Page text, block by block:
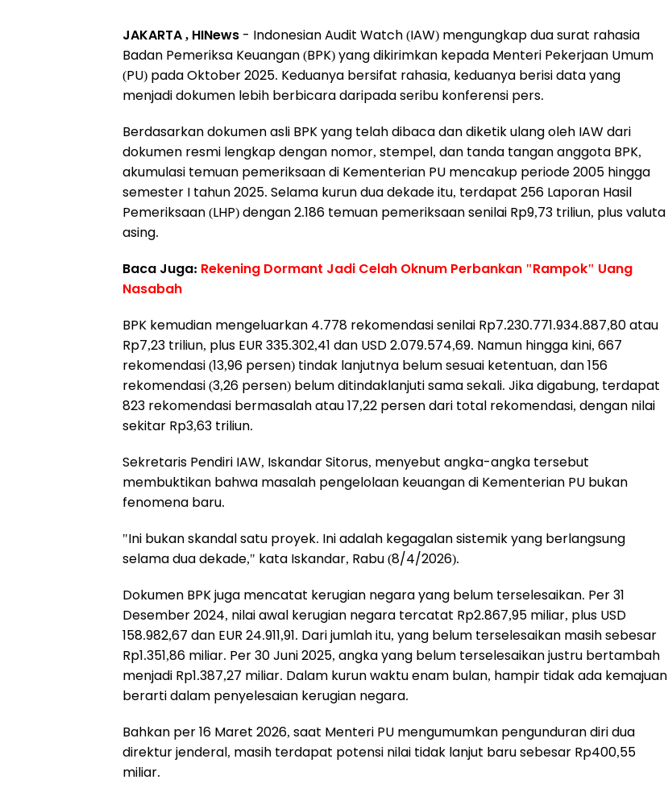
JAKARTA , HINews - Indonesian Audit Watch (IAW) mengungkap dua surat rahasia
Badan Pemeriksa Keuangan (BPK) yang dikirimkan kepada Menteri Pekerjaan Umum
(PU) pada Oktober 2025. Keduanya bersifat rahasia, keduanya berisi data yang
menjadi dokumen lebih berbicara daripada seribu konferensi pers.
Berdasarkan dokumen asli BPK yang telah dibaca dan diketik ulang oleh IAW dari
dokumen resmi lengkap dengan nomor, stempel, dan tanda tangan anggota BPK,
akumulasi temuan pemeriksaan di Kementerian PU mencakup periode 2005 hingga
semester I tahun 2025. Selama kurun dua dekade itu, terdapat 256 Laporan Hasil
Pemeriksaan (LHP) dengan 2.186 temuan pemeriksaan senilai Rp9,73 triliun, plus valuta
asing.
Baca Juga: Rekening Dormant Jadi Celah Oknum Perbankan "Rampok" Uang
Nasabah
BPK kemudian mengeluarkan 4.778 rekomendasi senilai Rp7.230.771.934.887,80 atau
Rp7,23 triliun, plus EUR 335.302,41 dan USD 2.079.574,69. Namun hingga kini, 667
rekomendasi (13,96 persen) tindak lanjutnya belum sesuai ketentuan, dan 156
rekomendasi (3,26 persen) belum ditindaklanjuti sama sekali. Jika digabung, terdapat
823 rekomendasi bermasalah atau 17,22 persen dari total rekomendasi, dengan nilai
sekitar Rp3,63 triliun.
Sekretaris Pendiri IAW, Iskandar Sitorus, menyebut angka-angka tersebut
membuktikan bahwa masalah pengelolaan keuangan di Kementerian PU bukan
fenomena baru.
"Ini bukan skandal satu proyek. Ini adalah kegagalan sistemik yang berlangsung
selama dua dekade," kata Iskandar, Rabu (8/4/2026).
Dokumen BPK juga mencatat kerugian negara yang belum terselesaikan. Per 31
Desember 2024, nilai awal kerugian negara tercatat Rp2.867,95 miliar, plus USD
158.982,67 dan EUR 24.911,91. Dari jumlah itu, yang belum terselesaikan masih sebesar
Rp1.351,86 miliar. Per 30 Juni 2025, angka yang belum terselesaikan justru bertambah
menjadi Rp1.387,27 miliar. Dalam kurun waktu enam bulan, hampir tidak ada kemajuan
berarti dalam penyelesaian kerugian negara.
Bahkan per 16 Maret 2026, saat Menteri PU mengumumkan pengunduran diri dua
direktur jenderal, masih terdapat potensi nilai tidak lanjut baru sebesar Rp400,55
miliar.